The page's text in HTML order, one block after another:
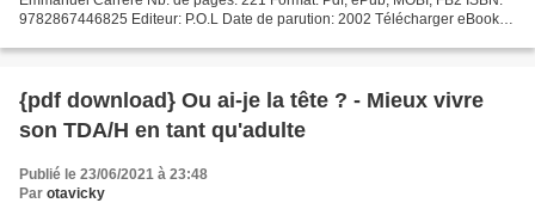
9782867446825 Editeur: P.O.L Date de parution: 2002 Télécharger eBook
{pdf download} Ou ai-je la tête ? - Mieux vivre
son TDA/H en tant qu'adulte
Publié le 23/06/2021 à 23:48
Par otavicky